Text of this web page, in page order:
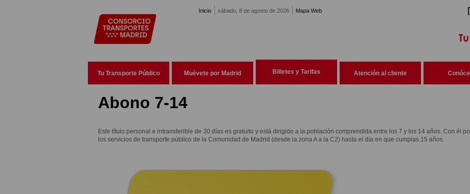
Inicio sábado, 8 de agosto de 2026 Mapa Web
Tu Transporte Público Muévete por Madrid Billetes y Tarifas Atención al cliente
Abono 7-14
Este título personal e intransferible de 30 días es gratuito y está dirigido a la población comprendida entre los 7 y los 14 años. Con él
los servicios de transporte público de la Comunidad de Madrid (desde la zona A a la C2) hasta el día en que cumplas 15 años.